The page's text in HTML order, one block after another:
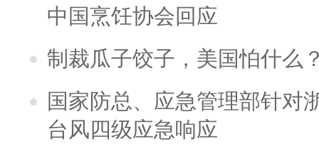
中国烹饪协会回应
制裁瓜子饺子，美国怕什么
国家防总、应急管理部针对
台风四级应急响应